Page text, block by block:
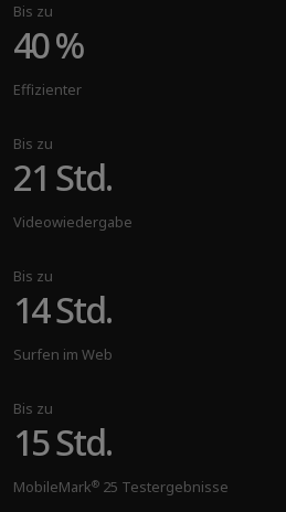
Bis zu
40 %
Effizienter
Bis zu
21 Std.
Videowiedergabe
Bis zu
14 Std.
Surfen im Web
Bis zu
15 Std.
MobileMark® 25 Testergebnisse